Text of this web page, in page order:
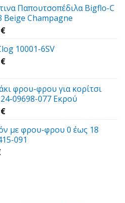
Παπουτσοπέδιλα Bigflo-C
Beige Champagne
€Η
τιμή
είναι:
10001-6SV
€Η
είναι:
49,00 €.
φρου-φρου για κορίτσι
09698-077 Εκρού
€Η
τιμή
είναι:
με φρου-φρου 0 έως 18
091
Η